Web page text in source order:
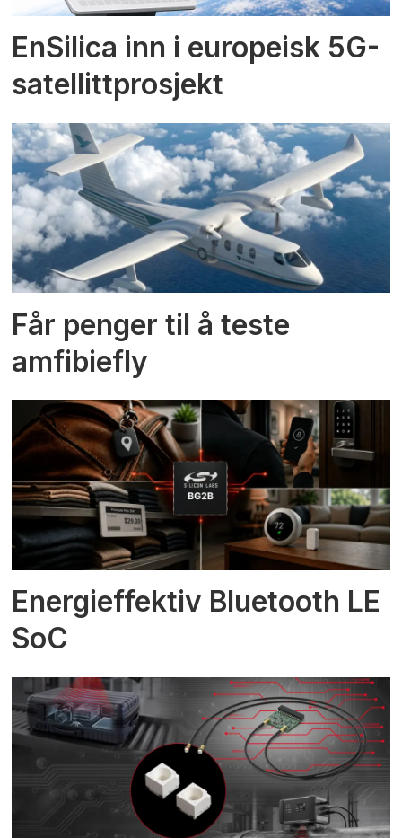
EnSilica inn i europeisk 5G-
satellittprosjekt
Får penger til å teste
amfibiefly
Energieffektiv Bluetooth LE
SoC